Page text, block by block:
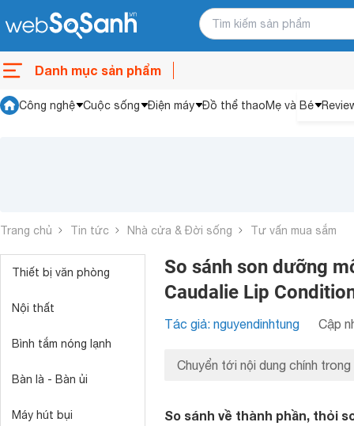
Danh mục sản phẩm
Công nghệ Cuộc sống Điện máy Đồ thể thaoMẹ và Bé
Trang chủ Tin tức Nhà cửa & Đời sống Tư vấn mua sắm
Thiết bị văn phòng
Nội thất
Bình tắm nóng lạnh
Bàn là - Bàn ủi
Máy hút bụi
So sánh son dưỡng
Caudalie Lip
Tác giả: nguyendinhtung Cập
Chuyển tới nội dung chính trong
So sánh về thành phần, thỏi